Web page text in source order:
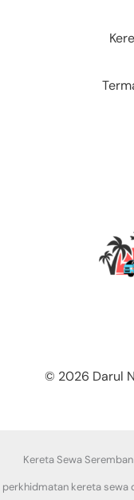
© 2026 Darul
Kereta Sewa
perkhidmatan kereta sewa